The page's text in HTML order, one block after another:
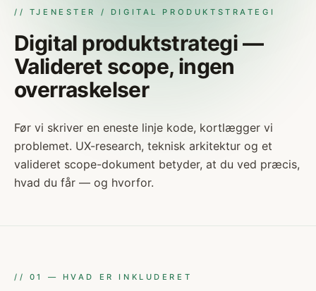
// TJENESTER / DIGITAL PRODUKTSTRATEGI
Digital produktstrategi —
Valideret scope, ingen
overraskelser
Før vi skriver en eneste linje kode, kortlægger vi
problemet. UX-research, teknisk arkitektur og et
valideret scope-dokument betyder, at du ved præcis,
hvad du får — og hvorfor.
// 01 — HVAD ER INKLUDERET